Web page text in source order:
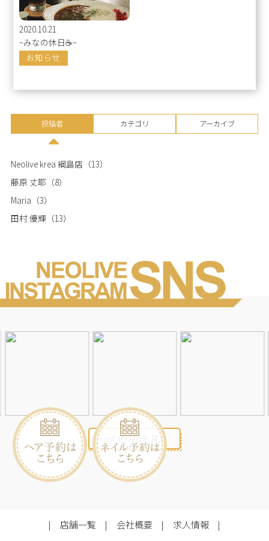
2020.10.21
~みなの休日☕~
お知らせ
投稿者 カテゴリ アーカイブ
Neolive krea 綱島店 （13）
藤原 丈耶 （8）
Maria （3）
田村 優輝（13）
Instagramを見る
店舗一覧 会社概要 求人情報